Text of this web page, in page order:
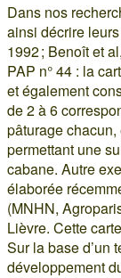
Dans nos
ainsi décrire
1992 ; Benoît et
PAP n° 44 : la
et également
de 2 à 6
pâturage
permettant une
cabane. Autre
élaborée
(MNHN,
Lièvre. Cette
Sur la base d’un
développement